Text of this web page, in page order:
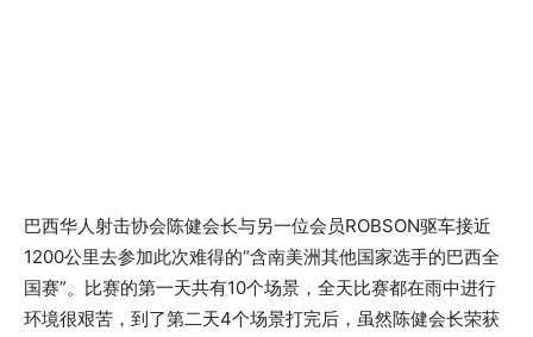
巴西华人射击协会陈健会长与另一位会员ROBSON驱车接近
1200公里去参加此次难得的“含南美洲其他国家选手的巴西全
国赛”。比赛的第一天共有10个场景，全天比赛都在雨中进行
环境很艰苦，到了第二天4个场景打完后，虽然陈健会长荣获